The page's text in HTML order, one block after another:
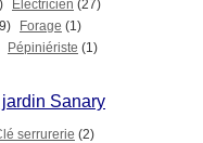
Electricien (27)
Forage (1)
Pépiniériste (1)
Sanary
serrurerie (2)